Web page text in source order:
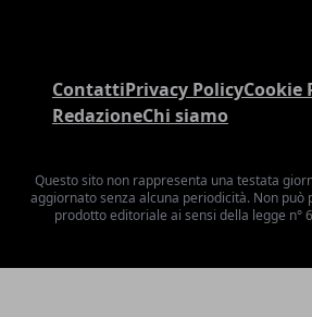
ContattiPrivacy PolicyCookie
RedazioneChi siamo
Questo sito non rappresenta una testata
aggiornato senza alcuna periodicità. Non
prodotto editoriale ai sensi della legge n°